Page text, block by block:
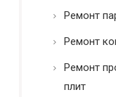
Ремонт
Ремонт
Ремонт
плит